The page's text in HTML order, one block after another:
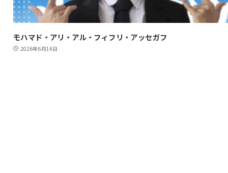
モハマド・アリ・アル・フィフリ・アッセガフ
2026年6月14日